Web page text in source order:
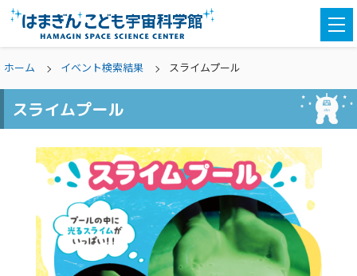
ホーム イベント検索結果 スライムプール
スライムプール